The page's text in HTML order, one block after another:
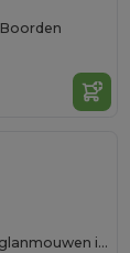
BAHRAIN T-shirt met korte raglanmouwen in technisch weefsel